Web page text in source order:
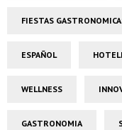
FIESTAS
ESPAÑOL
WELLNESS
GASTRONOMIA